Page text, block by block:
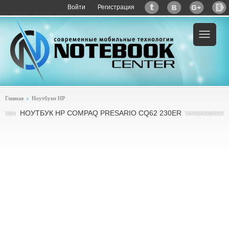
Войти Регистрация
Пример:купить HP Compaq Presario CQ62
Главная Ноутбуки HP
НОУТБУК HP COMPAQ PRESARIO CQ62 230ER